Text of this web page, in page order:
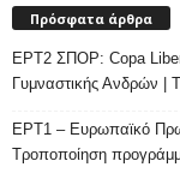
Πρόσφατα άρθρα
ΕΡΤ2 ΣΠΟΡ: Copa
Γυμναστικής Ανδρών |
ΕΡΤ1 – Ευρωπαϊκό
Τροποποίηση